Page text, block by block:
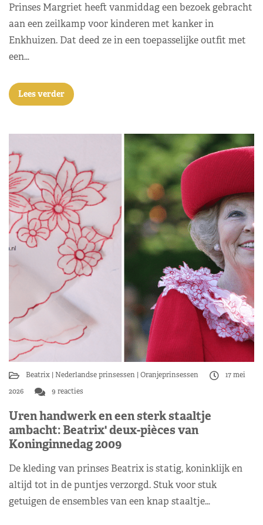
Prinses Margriet heeft vanmiddag een bezoek gebracht
aan een zeilkamp voor kinderen met kanker in
Enkhuizen. Dat deed ze in een toepasselijke outfit met
een…
Lees verder
Beatrix Nederlandse prinsessen Oranjeprinsessen
17 mei
2026
9 reacties
Uren handwerk en een sterk staaltje
ambacht: Beatrix' deux-pièces van
Koninginnedag 2009
De kleding van prinses Beatrix is statig, koninklijk en
altijd tot in de puntjes verzorgd. Stuk voor stuk
getuigen de ensembles van een knap staaltje…